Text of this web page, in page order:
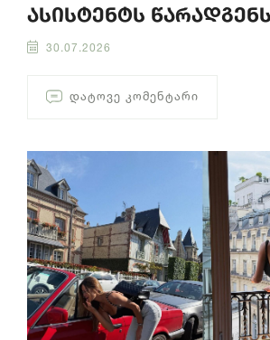
ასისტენტს წარადგენს
30.07.2026
ᲓᲐᲢᲝᲕᲔ ᲙᲝᲛᲔᲜᲢᲐᲠᲘ